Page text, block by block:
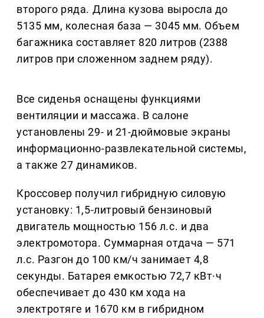
второго ряда. Длина кузова выросла до
5135 мм, колесная база — 3045 мм. Объем
багажника составляет 820 литров (2388
литров при сложенном заднем ряду).
Все сиденья оснащены функциями
вентиляции и массажа. В салоне
установлены 29- и 21-дюймовые экраны
информационно-развлекательной системы,
а также 27 динамиков.
Кроссовер получил гибридную силовую
установку: 1,5-литровый бензиновый
двигатель мощностью 156 л.с. и два
электромотора. Суммарная отдача — 571
л.с. Разгон до 100 км/ч занимает 4,8
секунды. Батарея емкостью 72,7 кВт·ч
обеспечивает до 430 км хода на
электротяге и 1670 км в гибридном